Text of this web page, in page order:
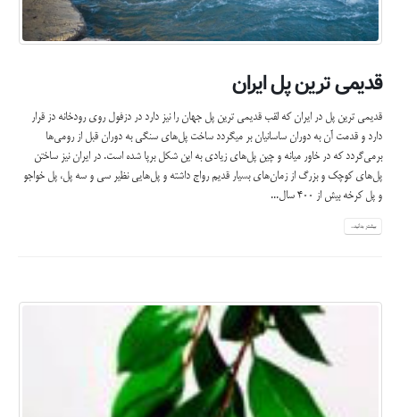
قدیمی ترین پل ایران
قدیمی ترین پل در ایران که لقب قدیمی ترین پل جهان را نیز دارد در دزفول روی رودخانه دز قرار
دارد و قدمت آن به دوران ساسانیان بر میگردد ساخت پل‌های سنگی به دوران قبل از رومی‌ها
برمی‌گردد که در خاور میانه و چین پل‌های زیادی به این شکل برپا شده است. در ایران نیز ساختن
پل‌های کوچک و بزرگ از زمان‌های بسیار قدیم رواج داشته و پل‌هایی نظیر سی و سه پل، پل خواجو
و پل کرخه بیش از 400 سال...
بیشتر بدانید...